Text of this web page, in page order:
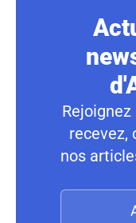
recevez,
nos